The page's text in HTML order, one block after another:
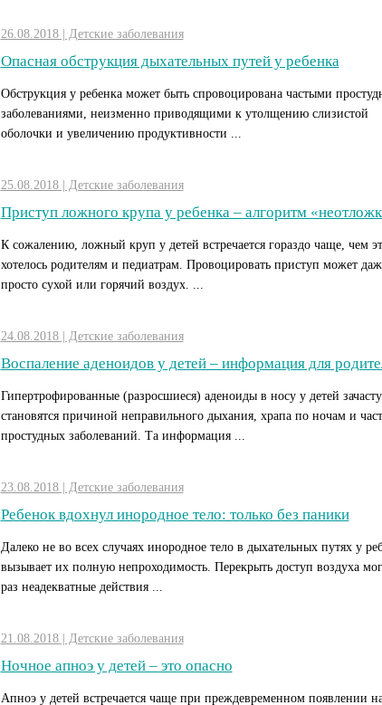
26.08.2018 | Детские заболевания
Опасная обструкция дыхательных путей у ребенка
Обструкция у ребенка может быть спровоцирована частыми
заболеваниями, неизменно приводящими к утолщению слизистой
оболочки и увеличению продуктивности ...
25.08.2018 | Детские заболевания
Приступ ложного крупа у ребенка – алгоритм
К сожалению, ложный круп у детей встречается гораздо чаще, чем
хотелось родителям и педиатрам. Провоцировать приступ может
просто сухой или горячий воздух. ...
24.08.2018 | Детские заболевания
Воспаление аденоидов у детей – информация для
Гипертрофированные (разросшиеся) аденоиды в носу у детей
становятся причиной неправильного дыхания, храпа по ночам и
простудных заболеваний. Та информация ...
23.08.2018 | Детские заболевания
Ребенок вдохнул инородное тело: только без паники
Далеко не во всех случаях инородное тело в дыхательных путях у
вызывает их полную непроходимость. Перекрыть доступ воздуха
раз неадекватные действия ...
21.08.2018 | Детские заболевания
Ночное апноэ у детей – это опасно
Апноэ у детей встречается чаще при преждевременном появлении